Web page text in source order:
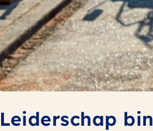
Leiderschap